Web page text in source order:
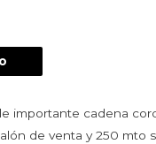
importante cadena
de venta y 250 mto